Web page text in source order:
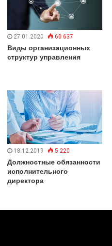
27.01.2020 60 637
Виды организационных
структур управления
18.12.2019 5 220
Должностные обязанности
исполнительного
директора